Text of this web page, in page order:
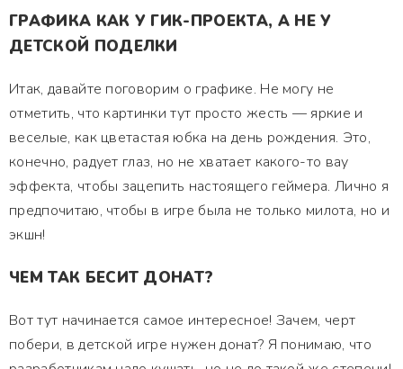
ГРАФИКА КАК У ГИК-ПРОЕКТА, А НЕ У
ДЕТСКОЙ ПОДЕЛКИ
Итак, давайте поговорим о графике. Не могу не
отметить, что картинки тут просто жесть — яркие и
веселые, как цветастая юбка на день рождения. Это,
конечно, радует глаз, но не хватает какого-то вау
эффекта, чтобы зацепить настоящего геймера. Лично я
предпочитаю, чтобы в игре была не только милота, но и
экшн!
ЧЕМ ТАК БЕСИТ ДОНАТ?
Вот тут начинается самое интересное! Зачем, черт
побери, в детской игре нужен донат? Я понимаю, что